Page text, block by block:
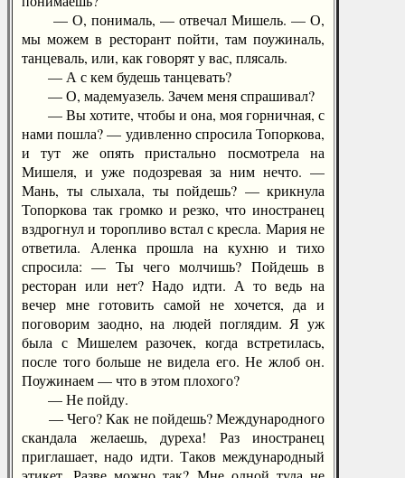
— О, понималь, — отвечал Мишель. — О,
мы можем в ресторант пойти, там поужиналь,
танцеваль, или, как говорят у вас, плясаль.
— А с кем будешь танцевать?
— О, мадемуазель. Зачем меня спрашивал?
— Вы хотите, чтобы и она, моя горничная, с
нами пошла? — удивленно спросила Топоркова,
и тут же опять пристально посмотрела на
Мишеля, и уже подозревая за ним нечто. —
Мань, ты слыхала, ты пойдешь? — крикнула
Топоркова так громко и резко, что иностранец
вздрогнул и торопливо встал с кресла. Мария не
ответила. Аленка прошла на кухню и тихо
спросила: — Ты чего молчишь? Пойдешь в
ресторан или нет? Надо идти. А то ведь на
вечер мне готовить самой не хочется, да и
поговорим заодно, на людей поглядим. Я уж
была с Мишелем разочек, когда встретилась,
после того больше не видела его. Не жлоб он.
Поужинаем — что в этом плохого?
— Не пойду.
— Чего? Как не пойдешь? Международного
скандала желаешь, дуреха! Раз иностранец
приглашает, надо идти. Таков международный